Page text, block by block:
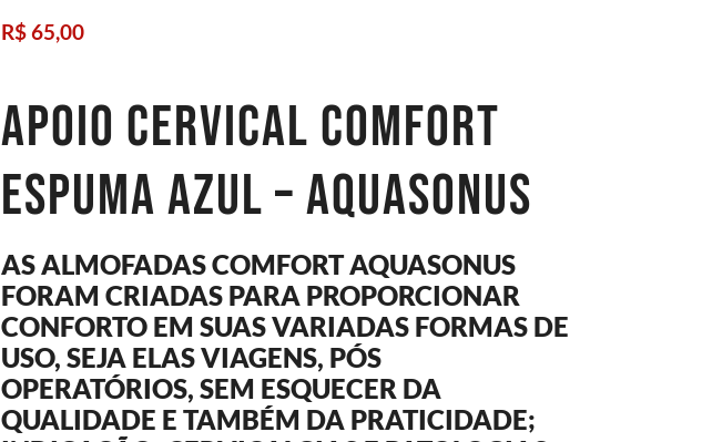
R$65,00
Apoio Cervical Comfort
Espuma Azul – Aquasonus
AS ALMOFADAS COMFORT AQUASONUS
FORAM CRIADAS PARA PROPORCIONAR
CONFORTO EM SUAS VARIADAS FORMAS DE
USO, SEJA ELAS VIAGENS, PÓS
OPERATÓRIOS, SEM ESQUECER DA
QUALIDADE E TAMBÉM DA PRATICIDADE;